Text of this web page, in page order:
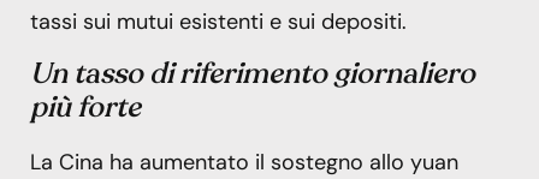
tassi sui mutui esistenti e sui depositi.
Un tasso di riferimento giornaliero
più forte
La Cina ha aumentato il sostegno allo yuan